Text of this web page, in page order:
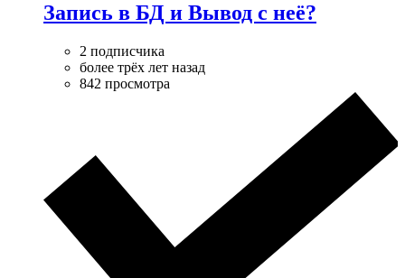
Запись в БД и Вывод с неё?
2 подписчика
более трёх лет назад
842 просмотра